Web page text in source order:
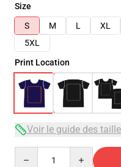
Size
S
M L XL
5XL
Print Location
Voir le guide des